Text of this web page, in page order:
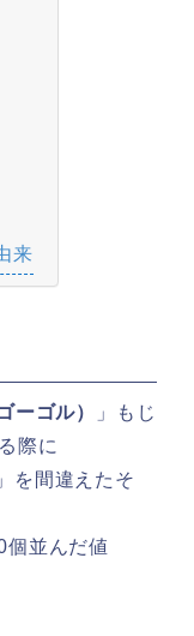
来
ーゴル）
」もじ
際に
を間違えたそ
並んだ値